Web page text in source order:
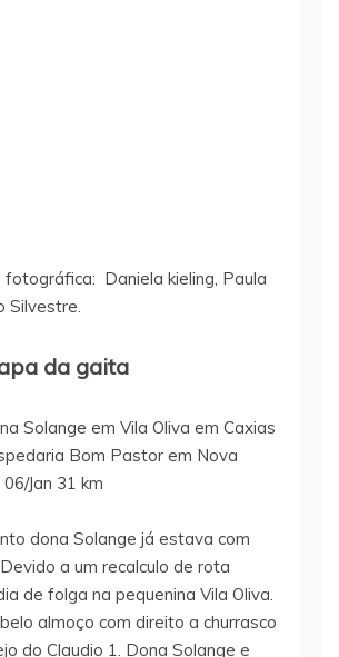
fotográfica: Daniela kieling, Paula
Silvestre.
da gaita
Solange em Vila Oliva em Caxias
Bom Pastor em Nova
Jan 31 km
dona Solange já estava com
a um recalculo de rota
de folga na pequenina Vila Oliva.
almoço com direito a churrasco
do Claudio 1. Dona Solange e